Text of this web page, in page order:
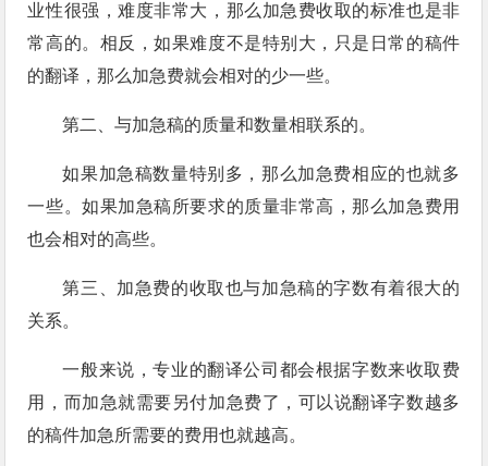
业性很强，难度非常大，那么加急费收取的标准也是非
常高的。相反，如果难度不是特别大，只是日常的稿件
的翻译，那么加急费就会相对的少一些。
第二、与加急稿的质量和数量相联系的。
如果加急稿数量特别多，那么加急费相应的也就多
一些。如果加急稿所要求的质量非常高，那么加急费用
也会相对的高些。
第三、加急费的收取也与加急稿的字数有着很大的
关系。
一般来说，专业的翻译公司都会根据字数来收取费
用，而加急就需要另付加急费了，可以说翻译字数越多
的稿件加急所需要的费用也就越高。